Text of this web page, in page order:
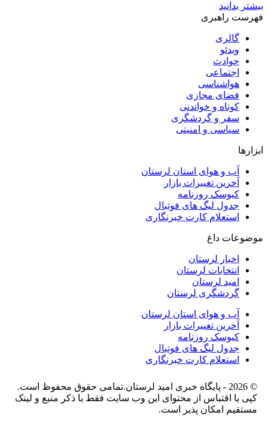
بیشتر بدانید
فهرست راهبری
گالری
ویدئو
حوادث
اجتماعی
هواشناسی
فضای مجازی
کوتاه و خواندنی
سفر و گردشگری
سیاسی و امنیتی
ابزارها
آب و هوای استان لرستان
آخرین تغییرات بازار
کیوسک روزنامه
جدول لیگ های فوتبال
استعلام کارت خبرنگاری
موضوعات داغ
اخبار لرستان
انتخابات لرستان
امید لرستان
گردشگری لرستان
آب و هوای استان لرستان
آخرین تغییرات بازار
کیوسک روزنامه
جدول لیگ های فوتبال
استعلام کارت خبرنگاری
© 2026 - پایگاه خبری اميد لرستان.تمامی حقوق محفوظ است.
کپی یا اقتباس از محتوای این وب سایت فقط با ذکر منبع و لینک
مستقیم امکان پذیر است.